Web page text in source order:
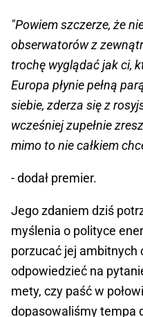
"Powiem szczerze, że
obserwatorów z
trochę wyglądać jak ci,
Europa płynie pełną
siebie, zderza się z
wcześniej zupełnie
mimo to nie całkiem
- dodał premier.
Jego zdaniem dziś
myślenia o polityce
porzucać jej ambitnych
odpowiedzieć na
mety, czy paść w
dopasowaliśmy tempa